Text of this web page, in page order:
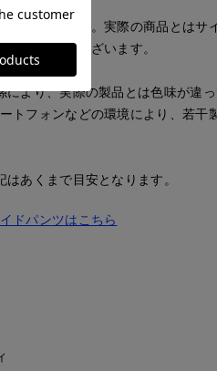
影商品
はサンプルです。実際の商品とは
なる場合がございます。
により、実際の製品とは色味が違
トフォンなどの環境により、若干
はあくまで目安となります。
ドパンツはこちら